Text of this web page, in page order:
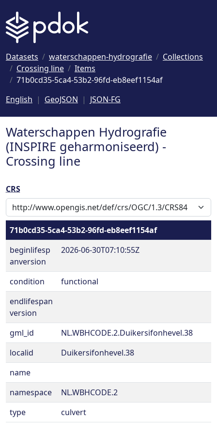
Datasets waterschappen-hydrografie
Collections
Crossing line
Items
71b0cd35-5ca4-53b2-96fd-eb8eef1154af
English
GeoJSON JSON-FG
Waterschappen Hydrografie
(INSPIRE geharmoniseerd) -
Crossing line
CRS
71b0cd35-5ca4-53b2-96fd-eb8eef1154af
beginlifesp
anversion
2026-06-30T07:10:55Z
condition
functional
endlifespan
version
gml_id
NL.WBHCODE.2.Duikersifonhevel.38
localid
Duikersifonhevel.38
name
namespace
NL.WBHCODE.2
type
culvert